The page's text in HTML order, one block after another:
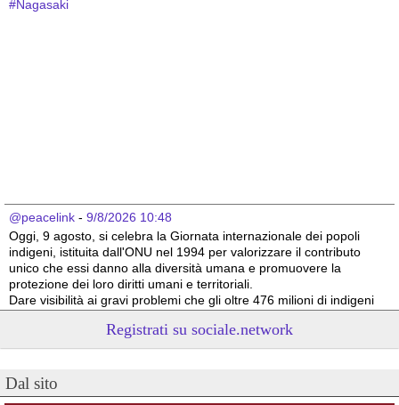
#Nagasaki
@peacelink - 9/8/2026 10:48
Oggi, 9 agosto, si celebra la Giornata internazionale dei popoli
indigeni, istituita dall'ONU nel 1994 per valorizzare il contributo
unico che essi danno alla diversità umana e promuovere la
protezione dei loro diritti umani e territoriali.
Dare visibilità ai gravi problemi che gli oltre 476 milioni di indigeni
necessario per il loro futuro.
Survival International info@survival.it
@peacelink - 9/8/2026 10:46
Registrati su sociale.network
Dal sito